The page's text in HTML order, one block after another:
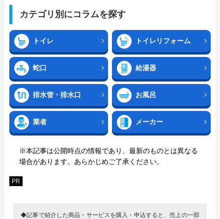
カテゴリ別にコラムを探す
トイレ トイレリフォーム
蛇口 給湯器
排水管・排水口 お風呂
業者 メーカー
※本記事は公開時点の情報であり、最新のものとは異なる
場合があります。あらかじめご了承ください。
PR
◆記事で紹介した商品・サービスを購入・申込すると、売上の一部